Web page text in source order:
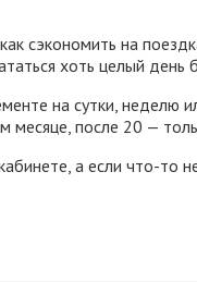
сэкономить на
хоть целый день
на сутки,
после 20 —
а если что-то